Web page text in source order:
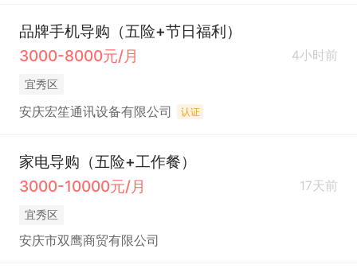
品牌手机导购（五险+节日福利）
3000-8000元/月
4小时前
宜秀区
安庆宏笙通讯设备有限公司 认证
家电导购（五险+工作餐）
3000-10000元/月
17天前
宜秀区
安庆市双鹰商贸有限公司